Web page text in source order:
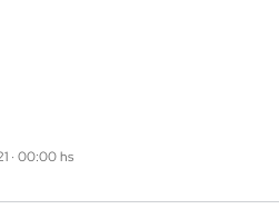
· 00:00 hs